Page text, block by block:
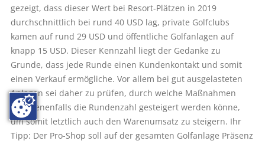
gezeigt, dass dieser Wert bei Resort-Plätzen in 2019
durchschnittlich bei rund 40 USD lag, private Golfclubs
kamen auf rund 29 USD und öffentliche Golfanlagen auf
knapp 15 USD. Dieser Kennzahl liegt der Gedanke zu
Grunde, dass jede Runde einen Kundenkontakt und somit
einen Verkauf ermögliche. Vor allem bei gut ausgelasteten
Anlagen sei daher zu prüfen, durch welche Maßnahmen
gegebenenfalls die Rundenzahl gesteigert werden könne,
um somit letztlich auch den Warenumsatz zu steigern. Ihr
Tipp: Der Pro-Shop soll auf der gesamten Golfanlage Präsenz